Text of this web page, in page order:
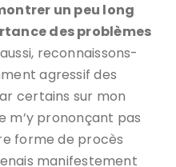
un peu long
des problèmes
reconnaissons-
agressif des
certains sur mon
m’y prononçant pas
forme de procès
manifestement